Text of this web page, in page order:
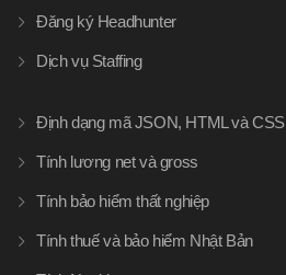
Đăng ký Headhunter
Dịch vụ Staffing
Định dạng mã JSON, HTML và CSS
Tính lương net và gross
Tính bảo hiểm thất nghiệp
Tính thuế và bảo hiểm Nhật Bản